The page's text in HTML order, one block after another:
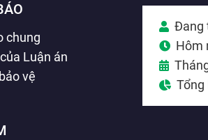
chung
Luận án
vệ
Đang
Hôm
Tổng